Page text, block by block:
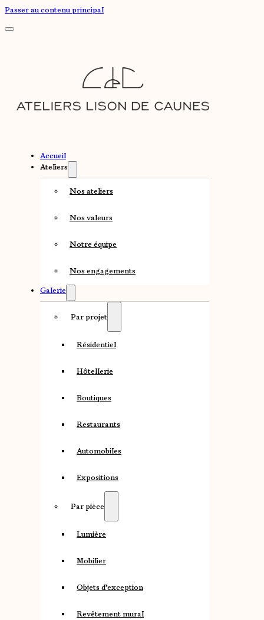
Passer au contenu principal
Accueil
Ateliers
Nos ateliers
Nos valeurs
Notre équipe
Nos engagements
Galerie
Par projet
Résidentiel
Hôtellerie
Boutiques
Restaurants
Automobiles
Expositions
Par pièce
Lumière
Mobilier
Objets d’exception
Revêtement mural